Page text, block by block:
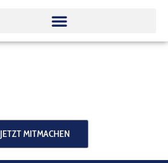
JETZT MITMACHEN